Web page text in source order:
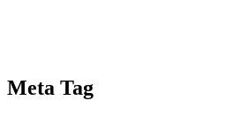
Meta Tag